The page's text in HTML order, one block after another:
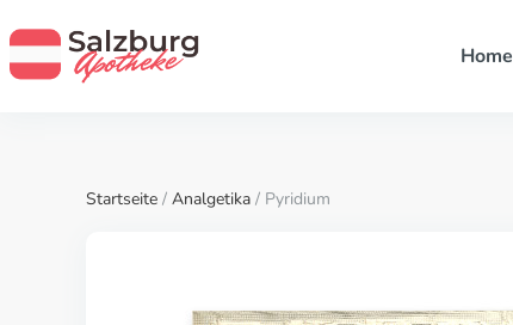
Home
Startseite / Analgetika / Pyridium